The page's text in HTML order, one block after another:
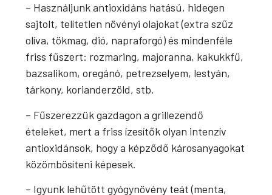
– Használjunk antioxidáns hatású, hidegen
sajtolt, telítetlen növényi olajokat (extra szűz
olíva, tökmag, dió, napraforgó) és mindenféle
friss fűszert: rozmaring, majoranna, kakukkfű,
bazsalikom, oregánó, petrezselyem, lestyán,
tárkony, korianderzöld, stb.
– Fűszerezzük gazdagon a grillezendő
ételeket, mert a friss ízesítők olyan intenzív
antioxidánsok, hogy a képződő károsanyagokat
közömbösíteni képesek.
– Igyunk lehűtött gyógynövény teát (menta,